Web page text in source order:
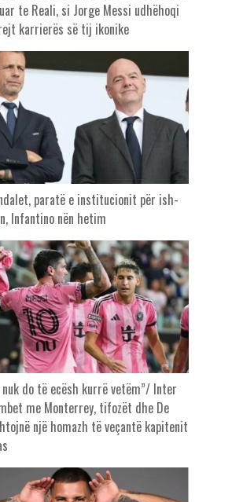
te Reali, si Jorge Messi udhëhoqi
karrierës së tij ikonike
ndalet, paratë e institucionit për ish-
Infantino nën hetim
do të ecësh kurrë vetëm”/ Inter
me Monterrey, tifozët dhe De
një homazh të veçantë kapitenit